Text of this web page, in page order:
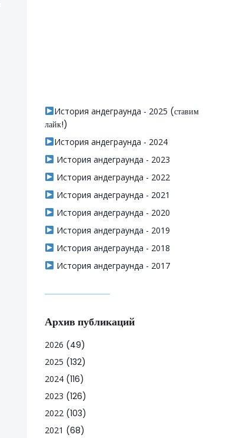
История андеграунда - 2025 (ставим
лайк!)
История андеграунда - 2024
История андеграунда - 2023
История андеграунда - 2022
История андеграунда - 2021
История андеграунда - 2020
История андеграунда - 2019
История андеграунда - 2018
История андеграунда - 2017
Архив публикаций
2026 (49)
2025 (132)
2024 (116)
2023 (126)
2022 (103)
2021 (68)